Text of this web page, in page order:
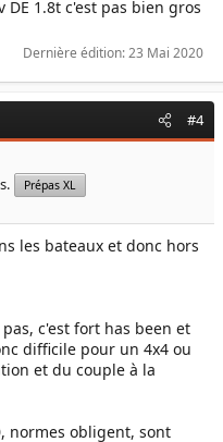
1.8t c'est pas bien gros
Dernière édition:23 Mai 2020
#4
Prépas XL
les bateaux et donc hors
c'est fort has been et
difficile pour un 4x4 ou
et du couple à la
normes obligent, sont